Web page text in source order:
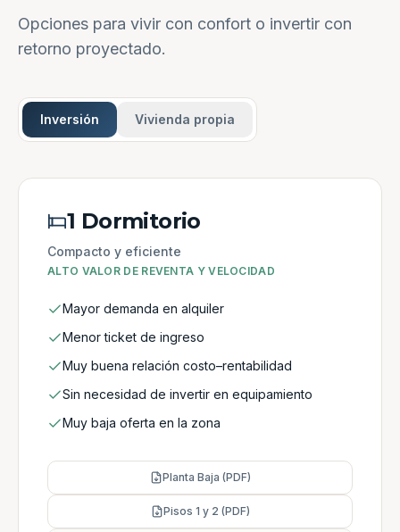
Opciones para vivir con confort o invertir con
retorno proyectado.
Inversión Vivienda propia
1 Dormitorio
Compacto y eficiente
ALTO VALOR DE REVENTA Y VELOCIDAD
Mayor demanda en alquiler
Menor ticket de ingreso
Muy buena relación costo–rentabilidad
Sin necesidad de invertir en equipamiento
Muy baja oferta en la zona
Planta Baja (PDF)
Pisos 1 y 2 (PDF)